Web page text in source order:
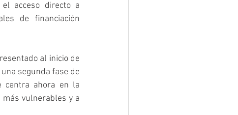
acceso directo a
de financiación
al inicio de
segunda fase de
centra ahora en la
más vulnerables y a